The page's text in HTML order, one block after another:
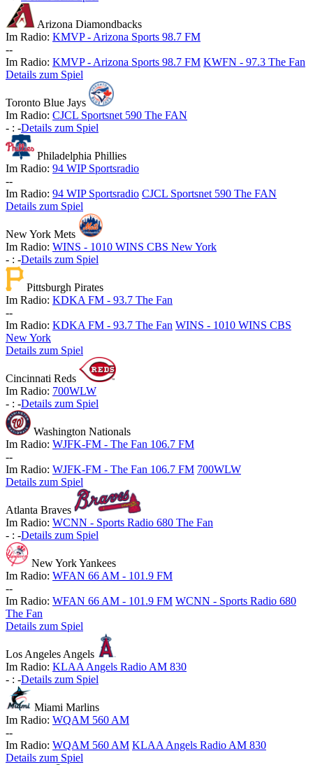
Arizona Diamondbacks
Im Radio: KMVP - Arizona Sports 98.7 FM
--
Im Radio: KMVP - Arizona Sports 98.7 FM KWFN - 97.3 The Fan
Details zum Spiel
Toronto Blue Jays
Im Radio: CJCL Sportsnet 590 The FAN
- : -Details zum Spiel
Philadelphia Phillies
Im Radio: 94 WIP Sportsradio
--
Im Radio: 94 WIP Sportsradio CJCL Sportsnet 590 The FAN
Details zum Spiel
New York Mets
Im Radio: WINS - 1010 WINS CBS New York
- : -Details zum Spiel
Pittsburgh Pirates
Im Radio: KDKA FM - 93.7 The Fan
--
Im Radio: KDKA FM - 93.7 The Fan WINS - 1010 WINS CBS
New York
Details zum Spiel
Cincinnati Reds
Im Radio: 700WLW
- : -Details zum Spiel
Washington Nationals
Im Radio: WJFK-FM - The Fan 106.7 FM
--
Im Radio: WJFK-FM - The Fan 106.7 FM 700WLW
Details zum Spiel
Atlanta Braves
Im Radio: WCNN - Sports Radio 680 The Fan
- : -Details zum Spiel
New York Yankees
Im Radio: WFAN 66 AM - 101.9 FM
--
Im Radio: WFAN 66 AM - 101.9 FM WCNN - Sports Radio 680
The Fan
Details zum Spiel
Los Angeles Angels
Im Radio: KLAA Angels Radio AM 830
- : -Details zum Spiel
Miami Marlins
Im Radio: WQAM 560 AM
--
Im Radio: WQAM 560 AM KLAA Angels Radio AM 830
Details zum Spiel